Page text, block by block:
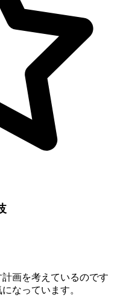
画を考えているのです
なっています。